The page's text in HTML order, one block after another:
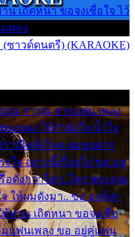
เถิดหนา ขอจงเชื่อใจ ไว้
พลง
(ซาวด์ดนตรี) (KARAOKE)
น การุณ จากแฟน เพลง
นเพลง ให้กำลังใจ น้ำใจ
าณีหลั่งไหล ผมขอฝาก
ใจ อย่างนี้เรื่อยไป ขอ อยู่
อดังกว่าใคร..ใคร พระคุณ
ให้ผมดังมา.. ขอ องค์เท
ท่าน เถิดหนา ขอจงเชื่อ
มแฟนเพลง ขอ อยู่คู่แฟน